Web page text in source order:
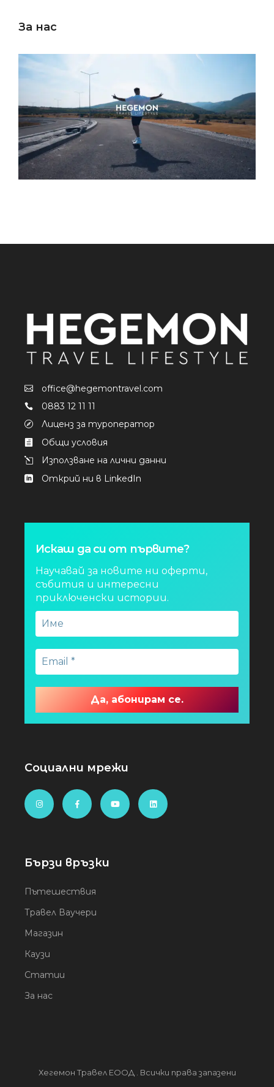
За нас
office@hegemontravel.com
0883 12 11 11
Лиценз за туроператор
Общи условия
Използване на лични данни
Открий ни в LinkedIn
Искаш да си от първите?
Научавай за новите ни оферти,
събития и интересни
приключенски истории.
Социални мрежи
Бързи връзки
Пътешествия
Травел Ваучери
Магазин
Каузи
Статии
За нас
Хегемон Травел ЕООД . Всички права запазени